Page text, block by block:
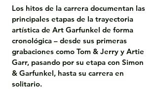
Los hitos de la carrera documentan las
principales etapas de la trayectoria
artística de Art Garfunkel de forma
cronológica – desde sus primeras
grabaciones como Tom & Jerry y Artie
Garr, pasando por su etapa con Simon
& Garfunkel, hasta su carrera en
solitario.